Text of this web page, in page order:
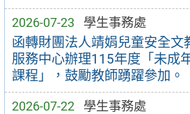
2026-07-23 學生事務處
函轉財團法人靖娟兒童安全文
服務中心辦理115年度「未成
課程」，鼓勵教師踴躍參加。
2026-07-22 學生事務處